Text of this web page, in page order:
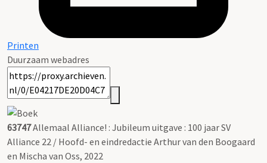
Printen
Duurzaam webadres
63747Allemaal Alliance! : Jubileum uitgave : 100 jaar SV
Alliance 22 / Hoofd- en eindredactie Arthur van den Boogaard
en Mischa van Oss, 2022